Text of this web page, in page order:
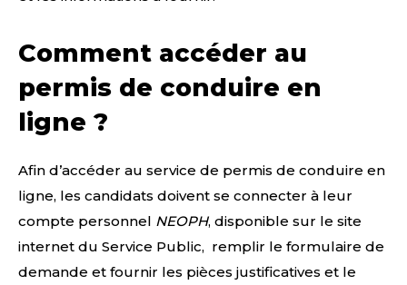
Comment accéder au
permis de conduire en
ligne ?
Afin d’accéder au service de permis de conduire en
ligne, les candidats doivent se connecter à leur
compte personnel NEOPH, disponible sur le site
internet du Service Public, remplir le formulaire de
demande et fournir les pièces justificatives et le